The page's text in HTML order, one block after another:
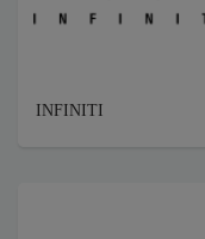
INFINITI